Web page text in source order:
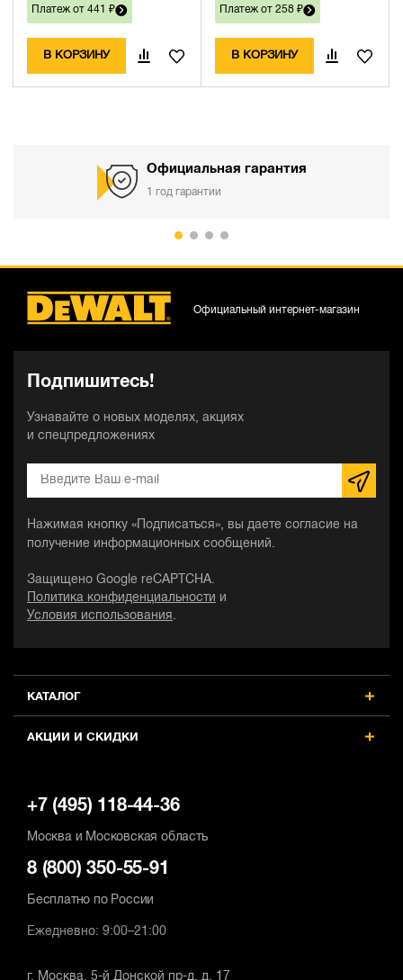
Платеж от 441 ₽
В КОРЗИНУ
Платеж от 258 ₽
В КОРЗИНУ
Официальная гарантия
1 год гарантии
КАТАЛОГ
АКЦИИ И СКИДКИ
Подпишитесь!
Узнавайте о новых моделях, акциях
и спецпредложениях
Нажимая кнопку «Подписаться», вы даете согласие на
получение информационных сообщений.
Защищено Google reCAPTCHA.
Политика конфиденциальности
и
Условия использования .
Официальный интернет-магазин
+7 (495) 118-44-36
Москва и Московская область
8 (800) 350-55-91
Бесплатно по России
Ежедневно: 9:00–21:00
г. Москва, 5-й Донской пр-д, д. 17